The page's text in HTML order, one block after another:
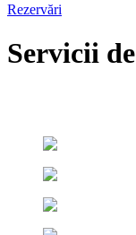
Rezervări
Servicii